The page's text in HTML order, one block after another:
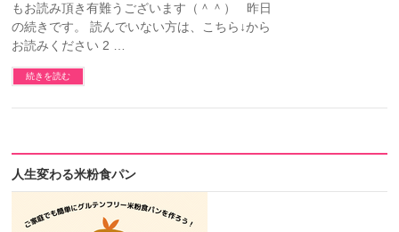
もお読み頂き有難うございます（＾＾） 昨日
の続きです。 読んでいない方は、こちら↓から
お読みください 2 …
続きを読む
人生変わる米粉食パン